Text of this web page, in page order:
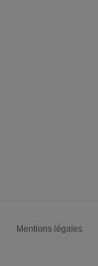
Mentions légales